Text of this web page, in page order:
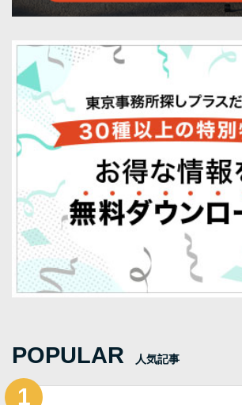
POPULAR 人気記事